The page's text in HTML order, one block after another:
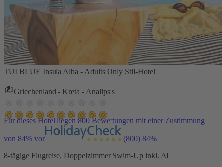
TUI BLUE Insula Alba - Adults Only Stil-Hotel
Griechenland - Kreta - Analipsis
Für dieses Hotel liegen 800 Bewertungen mit einer Zustimmung
von 84% vor (800) 84%
8-tägige Flugreise, Doppelzimmer Swim-Up inkl. AI